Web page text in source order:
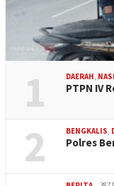
1 DAERAH,
PTPN IV
2 BENGKALIS,
Polres